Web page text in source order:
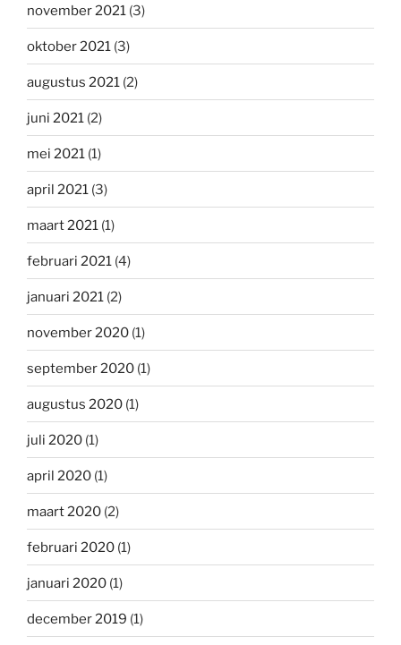
november 2021 (3)
oktober 2021 (3)
augustus 2021 (2)
juni 2021 (2)
mei 2021 (1)
april 2021 (3)
maart 2021 (1)
februari 2021 (4)
januari 2021 (2)
november 2020 (1)
september 2020 (1)
augustus 2020 (1)
juli 2020 (1)
april 2020 (1)
maart 2020 (2)
februari 2020 (1)
januari 2020 (1)
december 2019 (1)